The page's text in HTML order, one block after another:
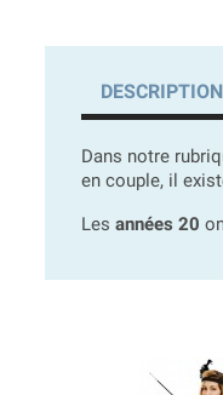
DESCRIPTION
Dans notre
en couple, il
Les années 20